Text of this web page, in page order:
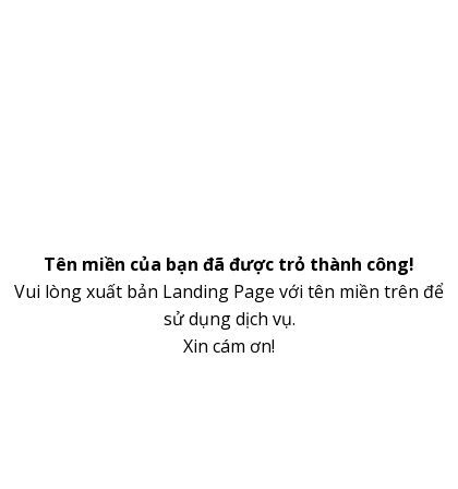
Tên miền của bạn đã được trỏ thành công!
Vui lòng xuất bản Landing Page với tên miền trên để
sử dụng dịch vụ.
Xin cám ơn!